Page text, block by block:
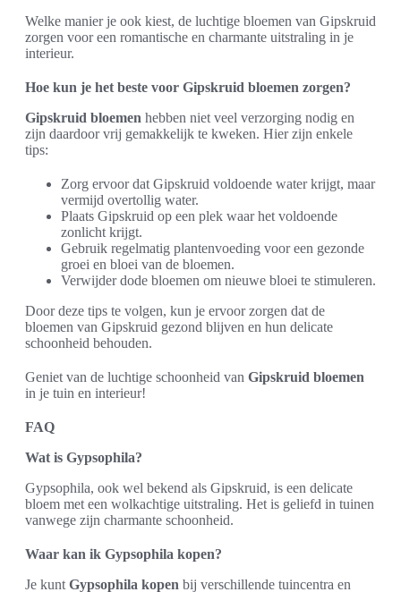
Welke manier je ook kiest, de luchtige bloemen van Gipskruid
zorgen voor een romantische en charmante uitstraling in je
interieur.
Hoe kun je het beste voor Gipskruid bloemen zorgen?
Gipskruid bloemen hebben niet veel verzorging nodig en
zijn daardoor vrij gemakkelijk te kweken. Hier zijn enkele
tips:
Zorg ervoor dat Gipskruid voldoende water krijgt, maar
vermijd overtollig water.
Plaats Gipskruid op een plek waar het voldoende
zonlicht krijgt.
Gebruik regelmatig plantenvoeding voor een gezonde
groei en bloei van de bloemen.
Verwijder dode bloemen om nieuwe bloei te stimuleren.
Door deze tips te volgen, kun je ervoor zorgen dat de
bloemen van Gipskruid gezond blijven en hun delicate
schoonheid behouden.
Geniet van de luchtige schoonheid van Gipskruid bloemen
in je tuin en interieur!
FAQ
Wat is Gypsophila?
Gypsophila, ook wel bekend als Gipskruid, is een delicate
bloem met een wolkachtige uitstraling. Het is geliefd in tuinen
vanwege zijn charmante schoonheid.
Waar kan ik Gypsophila kopen?
Je kunt Gypsophila kopen bij verschillende tuincentra en